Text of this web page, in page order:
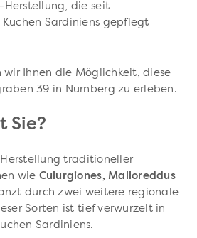
die seit
Sardiniens gepflegt
wir Ihnen die Möglichkeit, diese
39 in Nürnberg zu erleben.
Sie?
traditioneller
wie Culurgiones, Malloreddus
durch zwei weitere regionale
Sorten ist tief verwurzelt in
Sardiniens.